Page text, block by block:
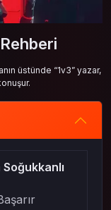
üstünde “1v3” yazar,